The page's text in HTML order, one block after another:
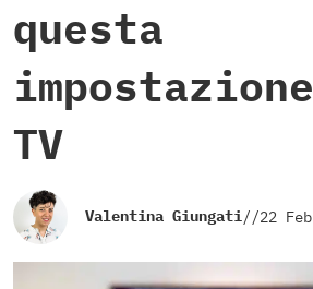
questa
TV
Valentina Giungati//22